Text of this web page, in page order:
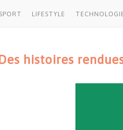
LIFESTYLE
histoires